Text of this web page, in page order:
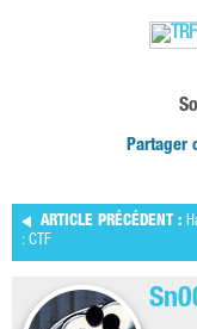
Partager
ARTICLE PRÉCÉDENT :
: CTF